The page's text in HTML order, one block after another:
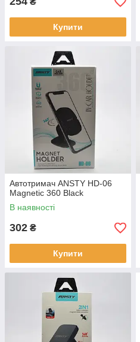
Купити
Автотримач ANSTY HD-06
Magnetic 360 Black
В наявності
302 ₴
Купити